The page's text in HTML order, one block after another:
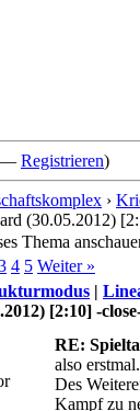
— Registrieren)
›
(30.05.2012)
Thema
4 5 Weiter »
|
[2:10] -
RE:
also
Des
Kampf zu